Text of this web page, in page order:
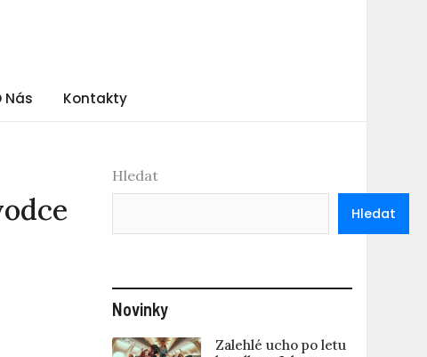
Nás Kontakty
Hledat
Hledat
Novinky
Zalehlé ucho po letu